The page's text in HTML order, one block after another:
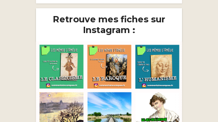
Retrouve mes fiches sur
Instagram :